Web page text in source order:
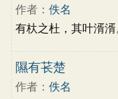
作者： 佚名
有杕之杜，其叶湑
隰有苌楚
作者： 佚名